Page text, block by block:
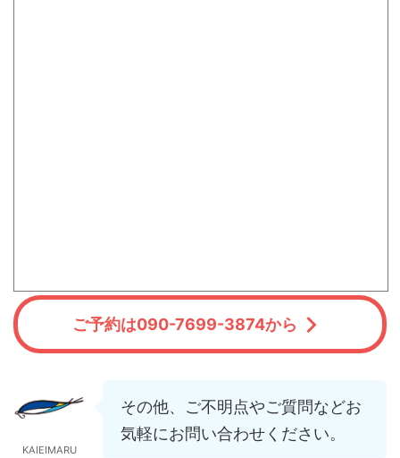
ご予約は090-7699-3874から
KAIEIMARU
その他、ご不明点やご質問などお
気軽にお問い合わせください。